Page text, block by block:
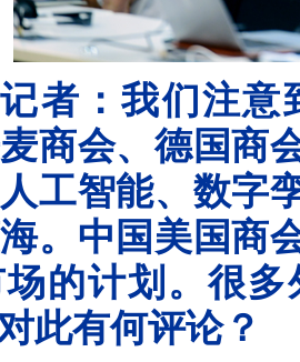
者：我们注意
商会、德国商
工智能、数字
。中国美国商
的计划。很
此有何评论？